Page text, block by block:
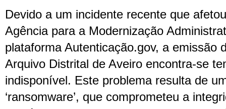
Devido a um incidente recente que
Agência para a Modernização
plataforma Autenticação.gov, a emissão
Arquivo Distrital de Aveiro encontra-se
indisponível. Este problema resulta de
‘ransomware’, que comprometeu a